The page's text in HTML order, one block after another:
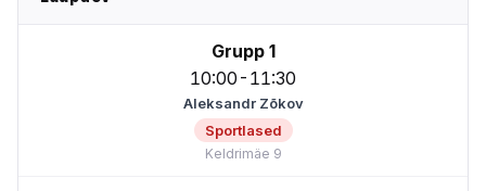
10:00-11:30
Grupp 1
Sportlased
Aleksandr Zõkov
Keldrimäe 9